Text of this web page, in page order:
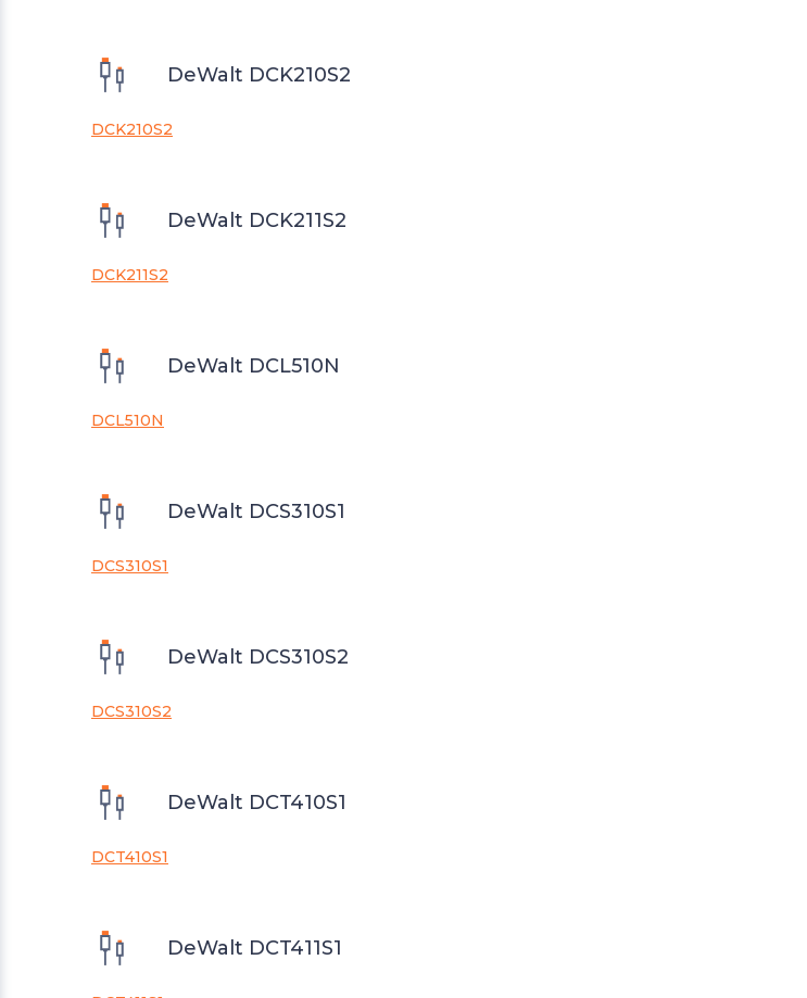
DeWalt DCK210S2
DCK210S2
DeWalt DCK211S2
DCK211S2
DeWalt DCL510N
DCL510N
DeWalt DCS310S1
DCS310S1
DeWalt DCS310S2
DCS310S2
DeWalt DCT410S1
DCT410S1
DeWalt DCT411S1